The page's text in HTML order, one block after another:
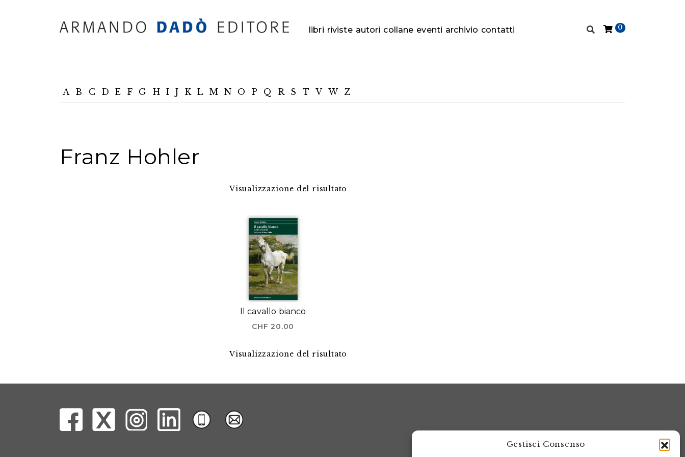
Gestisci Consenso
libri riviste autori collane eventi archivio contatti 0
A B C D E F G H I J K L M N O P Q R S T V W Z
Franz Hohler
Visualizzazione del risultato
Il cavallo bianco
CHF 20.00
Visualizzazione del risultato